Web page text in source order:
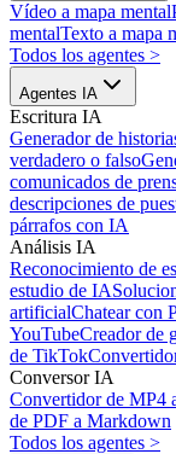
Vídeo a mapa mental
mentalTexto a mapa
Todos los agentes >
Agentes IA
Escritura IA
Generador de
verdadero o falso
comunicados de
descripciones de
párrafos con IA
Análisis IA
Reconocimiento de
estudio de IA
artificialChatear con
YouTubeCreador de
de TikTok
Conversor IA
Convertidor de MP4
de PDF a Markdown
Todos los agentes >